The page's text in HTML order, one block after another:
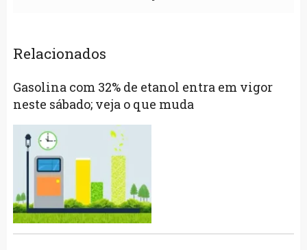
Relacionados
Gasolina com 32% de etanol entra em vigor
neste sábado; veja o que muda